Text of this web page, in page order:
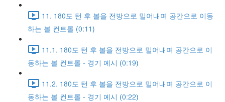
11. 180도 턴 후 볼을 전방으로 밀어내며 공간으로 이동
하는 볼 컨트롤 (0:11)
11.1. 180도 턴 후 볼을 전방으로 밀어내며 공간으로 이
동하는 볼 컨트롤 - 경기 예시 (0:19)
11.2. 180도 턴 후 볼을 전방으로 밀어내며 공간으로 이
동하는 볼 컨트롤 - 경기 예시 (0:22)